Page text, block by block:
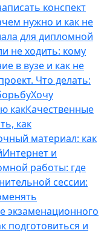
конспект
нужно и как не
для дипломной
не ходить: кому
в вузе и как не
Что делать:
Хочу
какКачественные
как
материал: как
Интернет и
работы: где
сессии:
экзаменационного
подготовиться и